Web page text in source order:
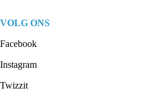
VOLG ONS
Facebook
Instagram
Twizzit